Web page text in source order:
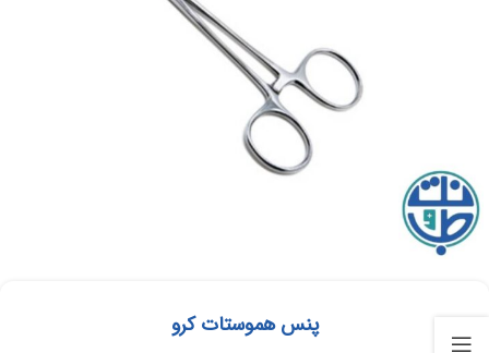
پنس هموستات کرو